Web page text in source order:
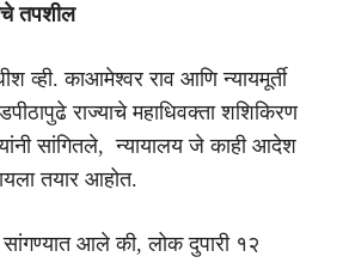
तपशील
व्ही. काआमेश्वर राव आणि न्यायमूर्ती
राज्याचे महाधिवक्ता शशिकिरण
सांगितले, न्यायालय जे काही आदेश
तयार आहोत.
सांगण्यात आले की, लोक दुपारी १२